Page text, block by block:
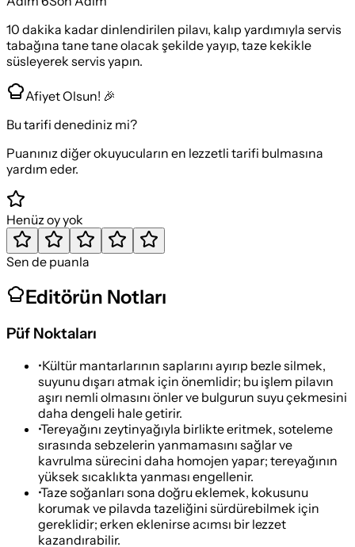
10 dakika kadar dinlendirilen pilavı, kalıp yardımıyla servis
tabağına tane tane olacak şekilde yayıp, taze kekikle
süsleyerek servis yapın.
Afiyet Olsun! 🎉
Bu tarifi denediniz mi?
Puanınız diğer okuyucuların en lezzetli tarifi bulmasına
yardım eder.
Henüz oy yok
Sen de puanla
Editörün Notları
Püf Noktaları
•Kültür mantarlarının saplarını ayırıp bezle silmek,
suyunu dışarı atmak için önemlidir; bu işlem pilavın
aşırı nemli olmasını önler ve bulgurun suyu çekmesini
daha dengeli hale getirir.
•Tereyağını zeytinyağıyla birlikte eritmek, soteleme
sırasında sebzelerin yanmamasını sağlar ve
kavrulma sürecini daha homojen yapar; tereyağının
yüksek sıcaklıkta yanması engellenir.
•Taze soğanları sona doğru eklemek, kokusunu
korumak ve pilavda tazeliğini sürdürebilmek için
gereklidir; erken eklenirse acımsı bir lezzet
kazandırabilir.